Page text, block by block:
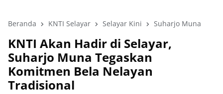
Beranda KNTI Selayar Selayar Kini Suharjo Muna
‎KNTI Akan Hadir di Selayar,
Suharjo Muna Tegaskan
Komitmen Bela Nelayan
Tradisional